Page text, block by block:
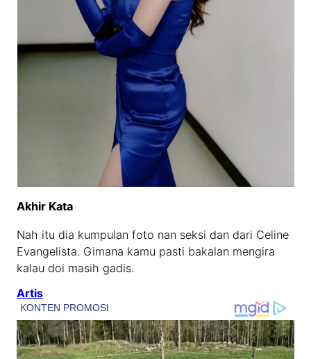
Akhir Kata
Nah itu dia kumpulan foto nan seksi dan dari Celine
Evangelista. Gimana kamu pasti bakalan mengira
kalau doi masih gadis.
Artis